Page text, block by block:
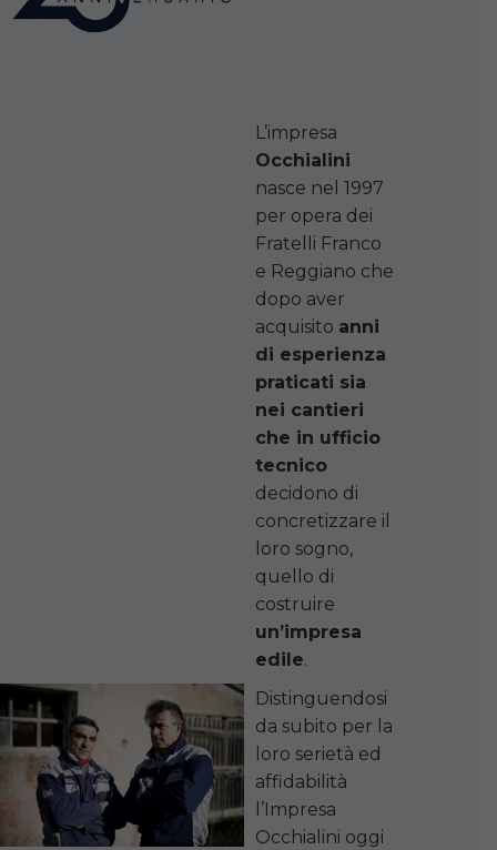
L’impresa
Occhialini
nasce nel 1997
per opera dei
Fratelli Franco
e Reggiano che
dopo aver
acquisito anni
di esperienza
praticati sia
nei cantieri
che in ufficio
tecnico
decidono di
concretizzare il
loro sogno,
quello di
costruire
un’impresa
edile.
Distinguendosi
da subito per la
loro serietà ed
affidabilità
l’Impresa
Occhialini oggi